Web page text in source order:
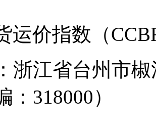
运价指数（
浙江省台州市
：318000）